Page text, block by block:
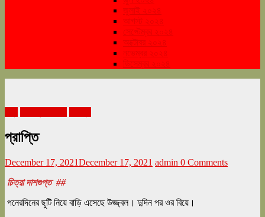
জুলাই ২০২৪
আগস্ট ২০২৪
সেপ্টেম্বর ২০২৪
অক্টোবর ২০২৪
নভেম্বর ২০২৪
ডিসেম্বর ২০২৪
প্রাপ্তি
December 17, 2021December 17, 2021 admin 0 Comments
চিত্রা দাশগুপ্ত ##
পনেরদিনের ছুটি নিয়ে বাড়ি এসেছে উজ্জ্বল। দুদিন পর ওর বিয়ে।